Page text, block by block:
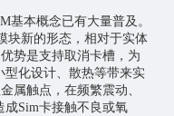
基本概念已有大量普及。
块新的形态，相对于实体
势是支持取消卡槽，为
型化设计、散热等带来实
属触点，在频繁震动、
成Sim卡接触不良或氧